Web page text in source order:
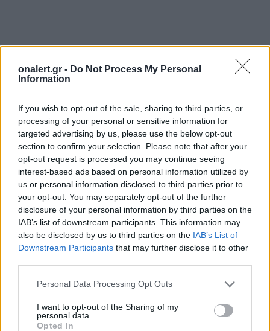
onalert.gr - Do Not Process My Personal
Information
If you wish to opt-out of the sale, sharing to third parties, or
processing of your personal or sensitive information for
targeted advertising by us, please use the below opt-out
section to confirm your selection. Please note that after your
opt-out request is processed you may continue seeing
interest-based ads based on personal information utilized by
us or personal information disclosed to third parties prior to
your opt-out. You may separately opt-out of the further
disclosure of your personal information by third parties on the
IAB’s list of downstream participants. This information may
also be disclosed by us to third parties on the IAB’s List of
Downstream Participants that may further disclose it to other
Personal Data Processing Opt Outs
I want to opt-out of the Sharing of my
personal data.
Opted In
Διάβασε επίσης
Ακολουθήστε το onalert.gr στοGoogle
Newsκαι μάθετε πρώτοι όλες τις ειδήσεις
για την άμυνα.
ΝΑΥΜΑΧΙΑ ΤΣΕΣΜΕ ΣΑΝ ΣΗΜΕΡΑ